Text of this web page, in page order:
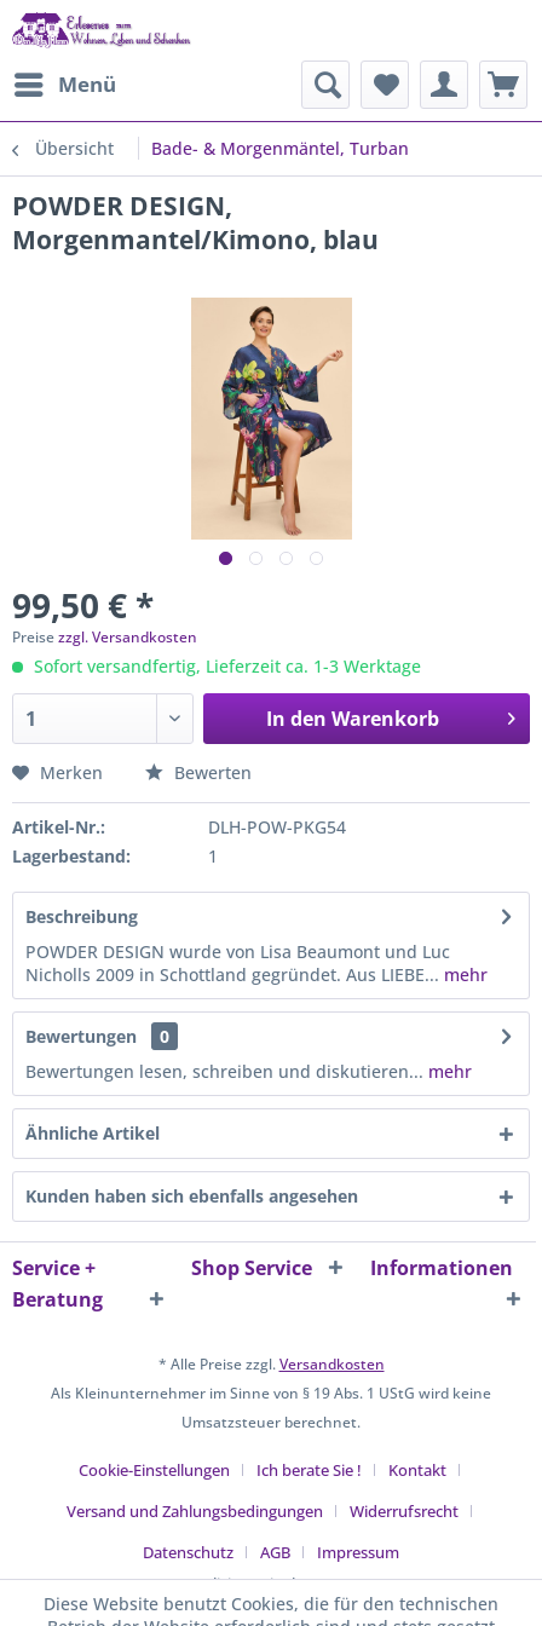
Menü
Übersicht Bade- & Morgenmäntel, Turban
POWDER DESIGN,
Morgenmantel/Kimono, blau
99,50 € *
Preisezzgl. Versandkosten
Sofort versandfertig, Lieferzeit ca. 1-3 Werktage
In den Warenkorb
Merken Bewerten
Artikel-Nr.:
DLH-POW-PKG54
Lagerbestand:
1
Beschreibung
POWDER DESIGN wurde von Lisa Beaumont und Luc
Nicholls 2009 in Schottland gegründet. Aus LIEBE... mehr
Bewertungen
0
Bewertungen lesen, schreiben und diskutieren... mehr
Ähnliche Artikel
Kunden haben sich ebenfalls angesehen
Service +
Beratung
Shop Service Informationen
* Alle Preise zzgl.Versandkosten
Als Kleinunternehmer im Sinne von § 19 Abs. 1 UStG wird keine
Umsatzsteuer berechnet.
Cookie-Einstellungen Ich berate Sie !
Kontakt
Versand und Zahlungsbedingungen
Widerrufsrecht
Datenschutz
AGB
Impressum
Realisiert mit Shopware
Diese Website benutzt Cookies, die für den technischen